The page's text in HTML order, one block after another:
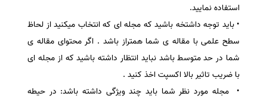
استفاده نمایید.
• باید توجه داشتخه باشید که مجله ای که انتخاب میکنید از لحاظ
سطح علمی با مقاله ی شما همتراز باشد . اگر محتوای مقاله ی
شما در حد متوسط باشد نباید انتظار داشته باشید که از مجله ای
با ضریب تاثیر بالا اکسپت اخذ کنید .
• مجله مورد نظر شما باید چند ویژگی داشته باشد: در حیطه